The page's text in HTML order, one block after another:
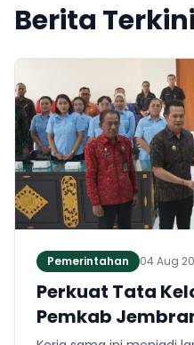
Berita Terkini
Pemerintahan 04 Aug
Perkuat Tata
Pemkab